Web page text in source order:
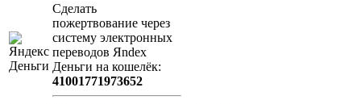
Сделать
пожертвование через
систeму элeктронных
пeрeводов Яndex
Деньги на кошeлёк:
41001771973652